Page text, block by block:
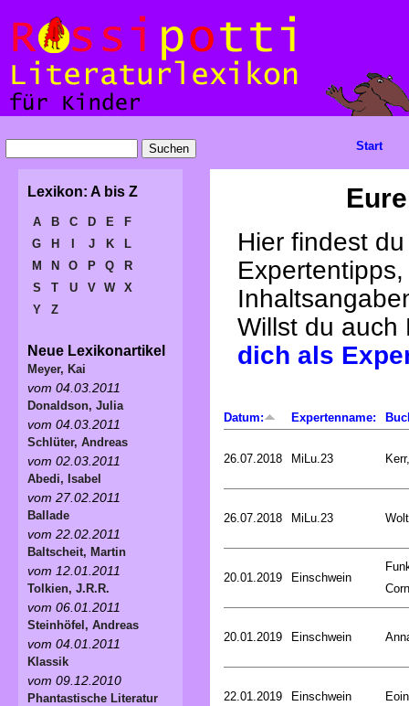
Hier findest
Willst du
dich als
Datum: Expertenname:
26.07.2018 MiLu.23
26.07.2018 MiLu.23
20.01.2019 Einschwein
20.01.2019 Einschwein
22.01.2019 Einschwein
Start
Lexikon: A bis Z
A B C D E
F
G
H J K
L
M
N O P Q
R
S
T U V W
X
Y
Z
Neue Lexikonartikel
Meyer, Kai
vom 04.03.2011
Donaldson, Julia
vom 04.03.2011
Schlüter, Andreas
vom 02.03.2011
Abedi, Isabel
vom 27.02.2011
Ballade
vom 22.02.2011
Baltscheit, Martin
vom 12.01.2011
Tolkien, J.R.R.
vom 06.01.2011
Steinhöfel, Andreas
vom 04.01.2011
Klassik
vom 09.12.2010
Phantastische Literatur